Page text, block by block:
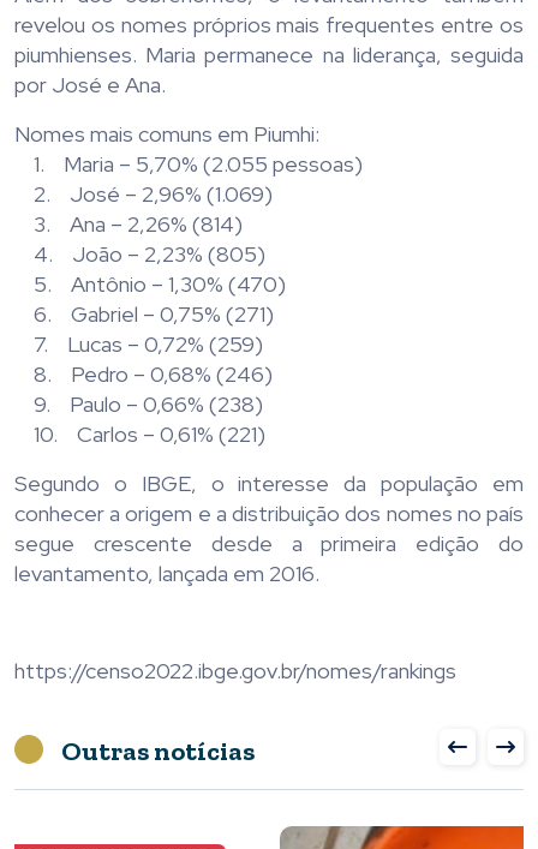
revelou os nomes próprios mais frequentes entre os
piumhienses. Maria permanece na liderança, seguida
por José e Ana.
Nomes mais comuns em Piumhi:
1. Maria – 5,70% (2.055 pessoas)
2. José – 2,96% (1.069)
3. Ana – 2,26% (814)
4. João – 2,23% (805)
5. Antônio – 1,30% (470)
6. Gabriel – 0,75% (271)
7. Lucas – 0,72% (259)
8. Pedro – 0,68% (246)
9. Paulo – 0,66% (238)
10. Carlos – 0,61% (221)
Segundo o IBGE, o interesse da população em
conhecer a origem e a distribuição dos nomes no país
segue crescente desde a primeira edição do
levantamento, lançada em 2016.
https://censo2022.ibge.gov.br/nomes/rankings
Outras notícias